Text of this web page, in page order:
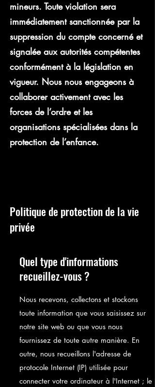
mineurs. Toute violation sera
immédiatement sanctionnée par la
suppression du compte concerné et
signalée aux autorités compétentes
conformément à la législation en
vigueur. Nous nous engageons à
collaborer activement avec les
forces de l’ordre et les
organisations spécialisées dans la
protection de l’enfance.
Politique de protection de la vie
privée
Quel type d'informations
recueillez-vous ?
Nous recevons, collectons et stockons
toute information que vous saisissez sur
notre site web ou que vous nous
fournissez de toute autre manière. En
outre, nous recueillons l'adresse de
protocole Internet (IP) utilisée pour
connecter votre ordinateur à l'Internet ; le